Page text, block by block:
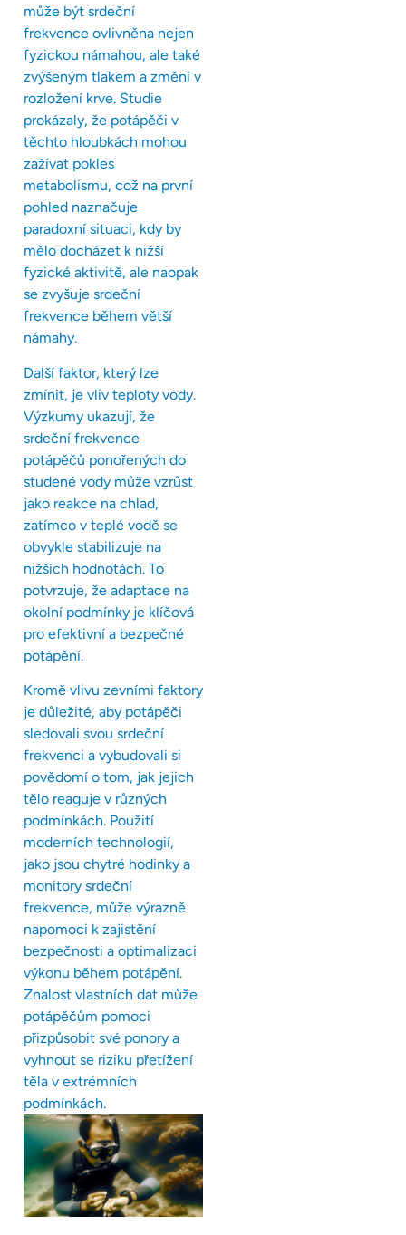
může být srdeční
frekvence ovlivněna nejen
fyzickou námahou, ale také
zvýšeným tlakem a změní v
rozložení krve. Studie
prokázaly, že potápěči v
těchto hloubkách mohou
zažívat pokles
metabolismu, což na první
pohled naznačuje
paradoxní situaci, kdy by
mělo docházet k nižší
fyzické aktivitě, ale naopak
se zvyšuje srdeční
frekvence během větší
námahy.
Další faktor, který lze
zmínit, je vliv teploty vody.
Výzkumy ukazují, že
srdeční frekvence
potápěčů ponořených do
studené vody může vzrůst
jako reakce na chlad,
zatímco v teplé vodě se
obvykle stabilizuje na
nižších hodnotách. To
potvrzuje, že adaptace na
okolní podmínky je klíčová
pro efektivní a bezpečné
potápění.
Kromě vlivu zevními faktory
je důležité, aby potápěči
sledovali svou srdeční
frekvenci a vybudovali si
povědomí o tom, jak jejich
tělo reaguje v různých
podmínkách. Použití
moderních technologií,
jako jsou chytré hodinky a
monitory srdeční
frekvence, může výrazně
napomoci k zajistění
bezpečnosti a optimalizaci
výkonu během potápění.
Znalost vlastních dat může
potápěčům pomoci
přizpůsobit své ponory a
vyhnout se riziku přetížení
těla v extrémních
podmínkách.